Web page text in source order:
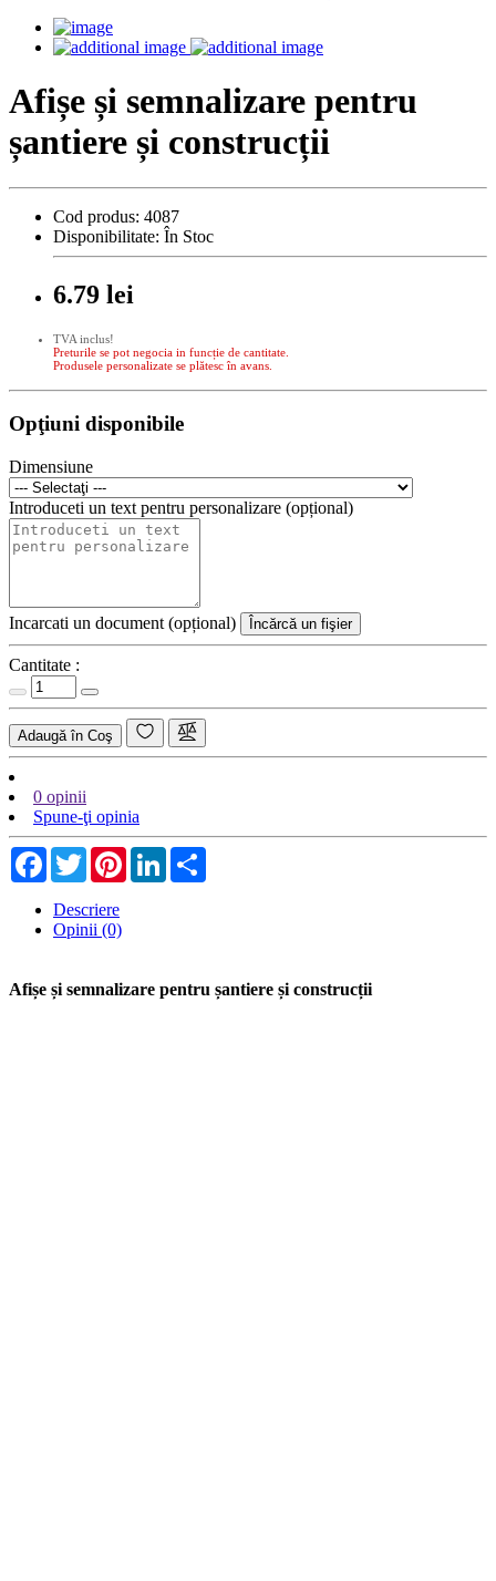
Afișe și semnalizare pentru
șantiere și construcții
Cod produs: 4087
Disponibilitate: În Stoc
6.79 lei
TVA inclus!
Preturile se pot negocia in funcție de cantitate.
Produsele personalizate se plătesc în avans.
Opţiuni disponibile
Dimensiune
Introduceti un text pentru personalizare (opțional)
Incarcati un document (opțional) Încărcă un fişier
Cantitate :
Adaugă în Coş
0 opinii
Spune-ţi opinia
Facebook
TwitterPinterestLinkedIn
Descriere
Opinii (0)
Afișe și semnalizare pentru șantiere și construcții